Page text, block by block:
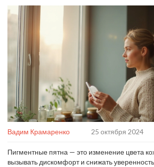
Вадим Крамаренко 25 октября 2024
Пигментные пятна — это изменение цвета
вызывать дискомфорт и снижать